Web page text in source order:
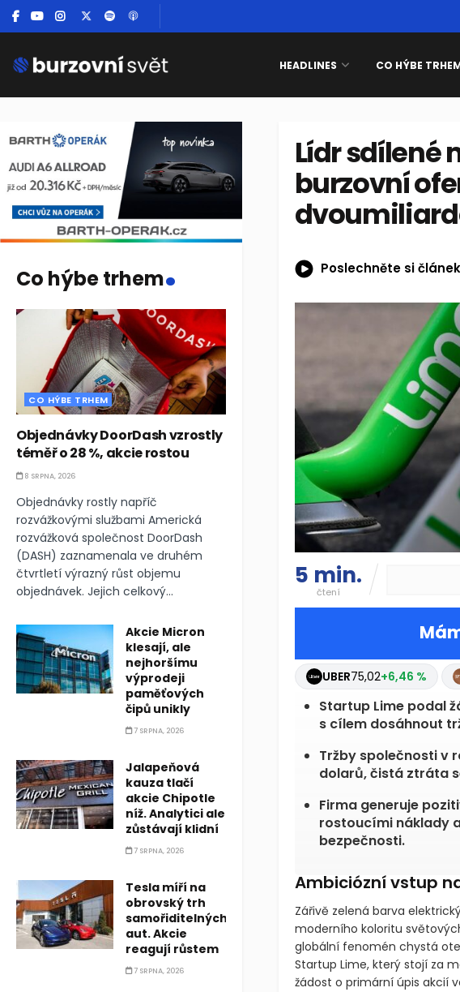
HEADLINES CO HÝBE
Lídr sdílené
burzovní
Poslechněte si článek
5 min.
čtení
UBER75,02+6,46 %
Startup Lime podal
s cílem dosáhnout
Tržby společnosti v
dolarů, čistá ztráta
Firma generuje
rostoucími náklady
bezpečnosti.
Ambiciózní vstup
Zářivě zelená barva
moderního koloritu
globální fenomén chystá
Startup Lime, který stojí za
žádost o primární úpis akcií
Co hýbe trhem.
CO HÝBE TRHEM
Objednávky DoorDash vzrostly
téměř o 28 %, akcie rostou
8 SRPNA, 2026
Objednávky rostly napříč
rozvážkovými službami Americká
rozvážková společnost DoorDash
(DASH) zaznamenala ve druhém
čtvrtletí výrazný růst objemu
objednávek. Jejich celkový...
Akcie Micron
klesají, ale
nejhoršímu
výprodeji
paměťových
čipů unikly
7 SRPNA, 2026
Jalapeňová
kauza tlačí
akcie Chipotle
níž. Analytici ale
zůstávají klidní
7 SRPNA, 2026
Tesla míří na
obrovský trh
samořiditelných
aut. Akcie
reagují růstem
7 SRPNA, 2026